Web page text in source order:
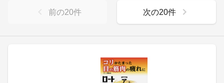
前の20件 次の20件